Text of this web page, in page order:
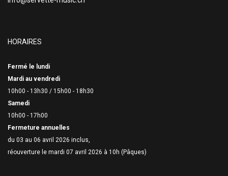
HORAIRES
Fermé le lundi
Mardi au vendredi
10h00 - 13h30 / 15h00 - 18h30
Samedi
10h00 - 17h00
Fermeture annuelles
du 03 au 06 avril 2026 inclus,
réouverture le mardi 07 avril 2026 à 10h (Pâques)